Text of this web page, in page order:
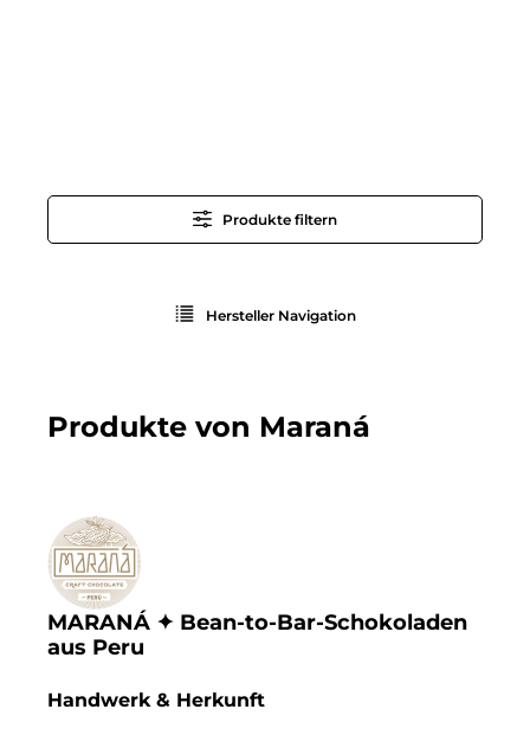
Produkte filtern
Hersteller Navigation
Produkte von Maraná
MARANÁ ✦ Bean-to-Bar-Schokoladen
aus Peru
Handwerk & Herkunft